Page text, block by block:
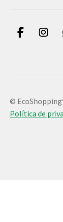
©
Política de